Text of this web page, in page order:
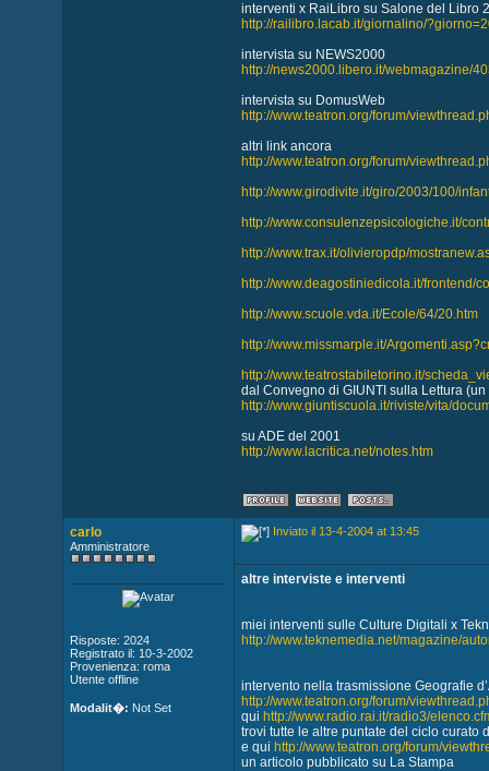
interventi x RaiLibro su Salone del Libro
http://railibro.lacab.it/giornalino/
intervista su NEWS2000
http://news2000.libero.it/webmagazine/
intervista su DomusWeb
http://www.teatron.org/forum/
altri link ancora
http://www.teatron.org/forum/
http://www.girodivite.it/giro/2003/100/
http://www.consulenzepsicologiche.it/
http://www.trax.it/olivieropdp/
http://www.deagostiniedicola.it/frontend/
http://www.scuole.vda.it/Ecole/64/20.htm
http://www.missmarple.it/
http://www.teatrostabiletorino.it/
dal Convegno di GIUNTI sulla Lettura (un
http://www.giuntiscuola.it/riviste/vita/
su ADE del 2001
http://www.lacritica.net/notes.htm
carlo
Amministratore
Risposte: 2024
Registrato il: 10-3-2002
Provenienza: roma
Utente offline
Modalit�: Not Set
Inviato il 13-4-2004 at 13:45
altre interviste e interventi
miei interventi sulle Culture Digitali x
http://www.teknemedia.net/magazine/
intervento nella trasmissione Geografie
http://www.teatron.org/forum/
qui http://www.radio.rai.it/radio3/
trovi tutte le altre puntate del ciclo curato
e qui http://www.teatron.org/forum/
un articolo pubblicato su La Stampa